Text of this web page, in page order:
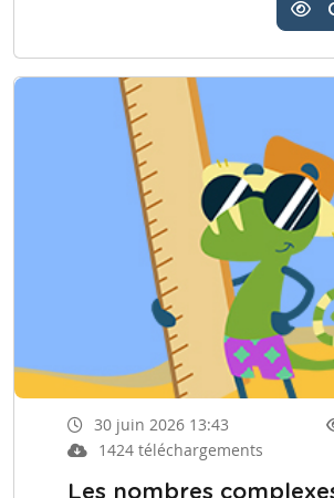
30 juin 2026 13:43
1424 téléchargements
Les nombres